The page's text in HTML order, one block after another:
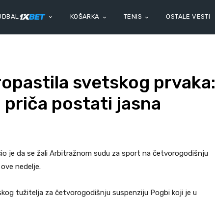
KOŠARKA TENIS OSTALE VESTI
svetskog prvaka:
priča postati jasna
je da se žali Arbitražnom sudu za sport na četvorogodišnju
nedelje.
tužitelja za četvorogodišnju suspenziju Pogbi koji je u